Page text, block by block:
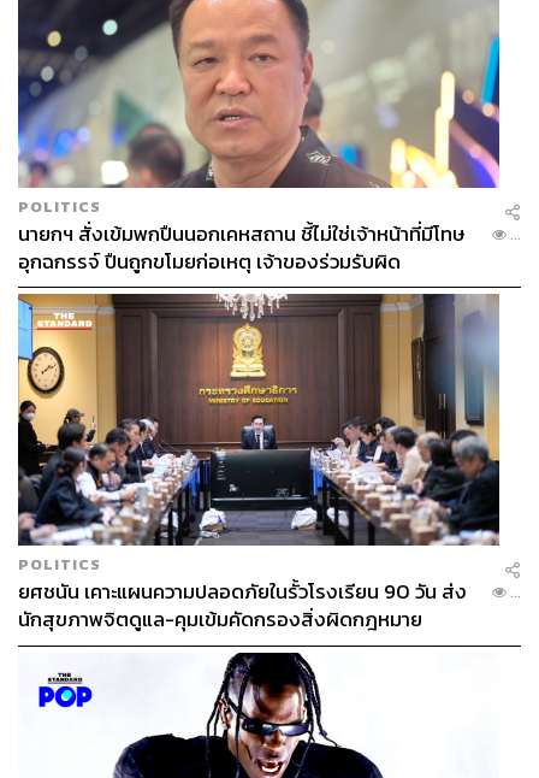
POLITICS
นายกฯ สั่งเข้มพกปืนนอกเคหสถาน ชี้ไม่ใช่เจ้าหน้าที่มีโทษ
อุกฉกรรจ์ ปืนถูกขโมยก่อเหตุ เจ้าของร่วมรับผิด
...
POLITICS
ยศชนัน เคาะแผนความปลอดภัยในรั้วโรงเรียน 90 วัน ส่ง
นักสุขภาพจิตดูแล-คุมเข้มคัดกรองสิ่งผิดกฎหมาย
...